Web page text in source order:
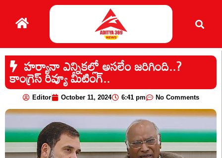
హర్యానా ఎన్నికల్లో అసలేం జరిగింది..?
కాంగ్రెస్ రివ్యూ మీటింగ్‌..
Editor October 11, 2024 6:41 pm No Comments